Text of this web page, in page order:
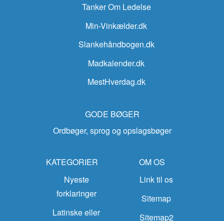
Tanker Om Ledelse
Min-Vinkælder.dk
Slankehåndbogen.dk
Madkalender.dk
MestHverdag.dk
GODE BØGER
Ordbøger, sprog og opslagsbøger
KATEGORIER
Nyeste
forklaringer
Latinske eller
OM OS
Link til os
Sitemap
Sitemap2